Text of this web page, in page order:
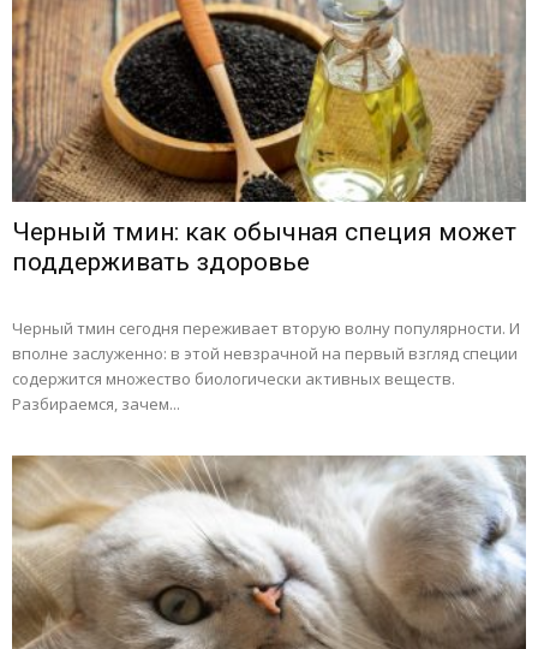
Черный тмин: как обычная специя может
поддерживать здоровье
Черный тмин сегодня переживает вторую волну популярности. И
вполне заслуженно: в этой невзрачной на первый взгляд специи
содержится множество биологически активных веществ.
Разбираемся, зачем...